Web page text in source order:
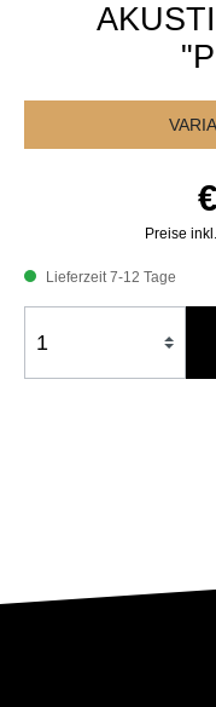
Preise
Lieferzeit 7-12 Tage